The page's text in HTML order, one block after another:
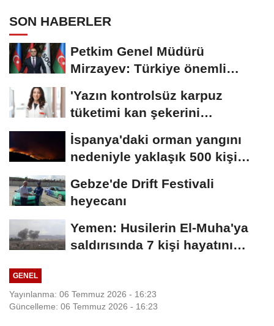
SON HABERLER
Petkim Genel Müdürü
Mirzayev: Türkiye önemli
'Yazın kontrolsüz karpuz
tüketimi kan şekerini
yükseltebilir'
İspanya'daki orman yangını
nedeniyle yaklaşık 500 kişi
Gebze'de Drift Festivali
heyecanı
Yemen: Husilerin El-Muha'ya
saldırısında 7 kişi hayatını
GENEL
Yayınlanma: 06 Temmuz 2026 - 16:23
Güncelleme: 06 Temmuz 2026 - 16:23